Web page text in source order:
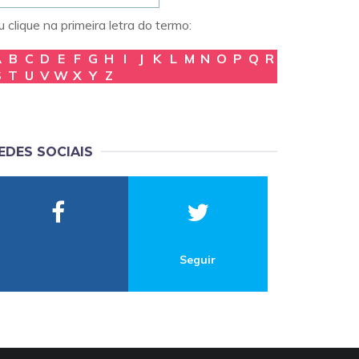
clique na primeira letra do termo:
B C D E F G H I J K L M N O P Q R
T U V W X Y Z
SOCIAIS
Seguir